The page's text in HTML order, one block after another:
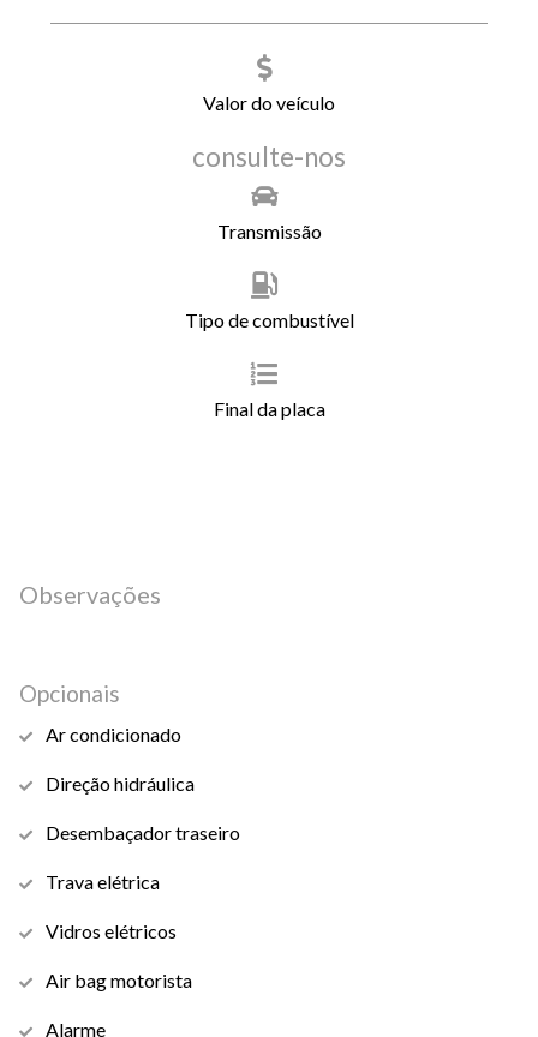
Valor do veículo
consulte-nos
Transmissão
Tipo de combustível
Final da placa
Observações
Opcionais
Ar condicionado
Direção hidráulica
Desembaçador traseiro
Trava elétrica
Vidros elétricos
Air bag motorista
Alarme